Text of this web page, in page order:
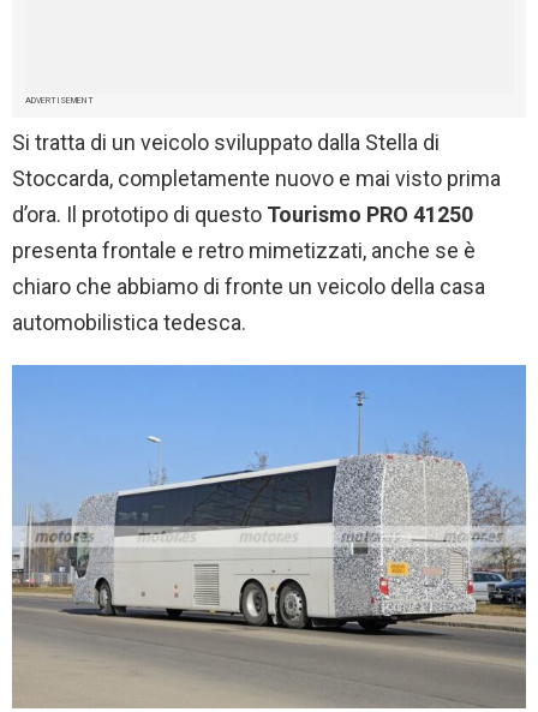
ADVERTISEMENT
Si tratta di un veicolo sviluppato dalla Stella di
Stoccarda, completamente nuovo e mai visto prima
d’ora. Il prototipo di questo Tourismo PRO 41250
presenta frontale e retro mimetizzati, anche se è
chiaro che abbiamo di fronte un veicolo della casa
automobilistica tedesca.